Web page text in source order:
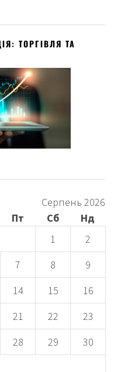
ТОРГІВЛЯ ТА
Серпень 2026
Пт Сб
Нд
1
2
7 8
9
14 15
16
21 22
23
28 29
30